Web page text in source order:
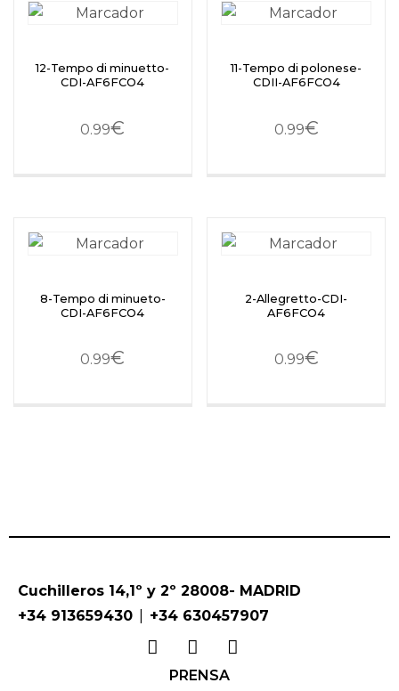
12-Tempo di minuetto-
CDI-AF6FCO4
0.99€
11-Tempo di polonese-
CDII-AF6FCO4
0.99€
8-Tempo di minueto-
CDI-AF6FCO4
0.99€
2-Allegretto-CDI-
AF6FCO4
0.99€
Cuchilleros 14,1º y 2º 28008- MADRID
+34 913659430 | +34 630457907
PRENSA